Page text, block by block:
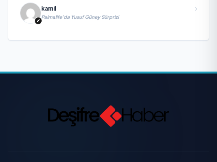
kamil
Palmalife’da Yusuf Güney Sürprizi